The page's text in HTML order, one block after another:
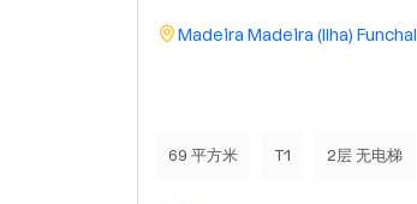
Madeira Madeira (Ilha) Funchal
69 平方米 T1 2层 无电梯